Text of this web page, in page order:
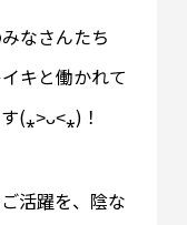
なさんたち
キと働かれて
(⁎˃ᴗ˂⁎)！
活躍を、陰な